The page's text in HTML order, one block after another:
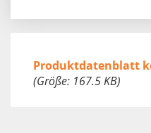
Produktdatenblatt
(Größe: 167.5 KB)